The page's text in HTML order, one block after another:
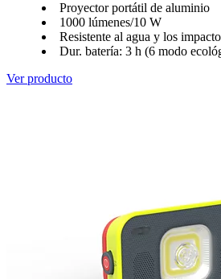
Proyector portátil de aluminio
1000 lúmenes/10 W
Resistente al agua y los
Dur. batería: 3 h (6 modo
Ver producto